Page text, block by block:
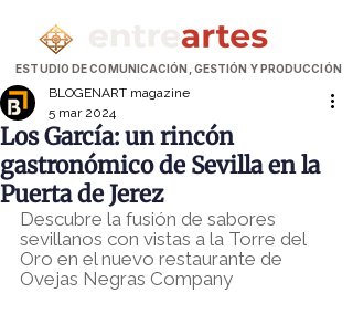
ESTUDIO DE COMUNICACIÓN, GESTIÓN Y PRODUCCIÓN
Los García: un rincón
gastronómico de Sevilla en la
Puerta de Jerez
BLOGENART magazine
5 mar 2024
Descubre la fusión de sabores
sevillanos con vistas a la Torre del
Oro en el nuevo restaurante de
Ovejas Negras Company